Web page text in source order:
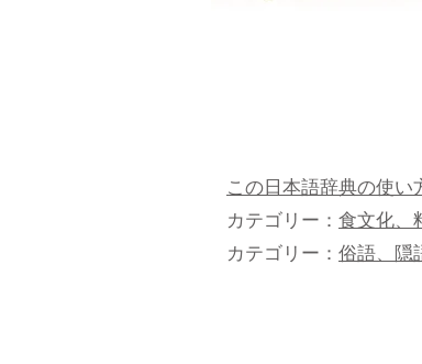
この日本語辞典の使い
カテゴリー： 食文化、
カテゴリー： 俗語、隠